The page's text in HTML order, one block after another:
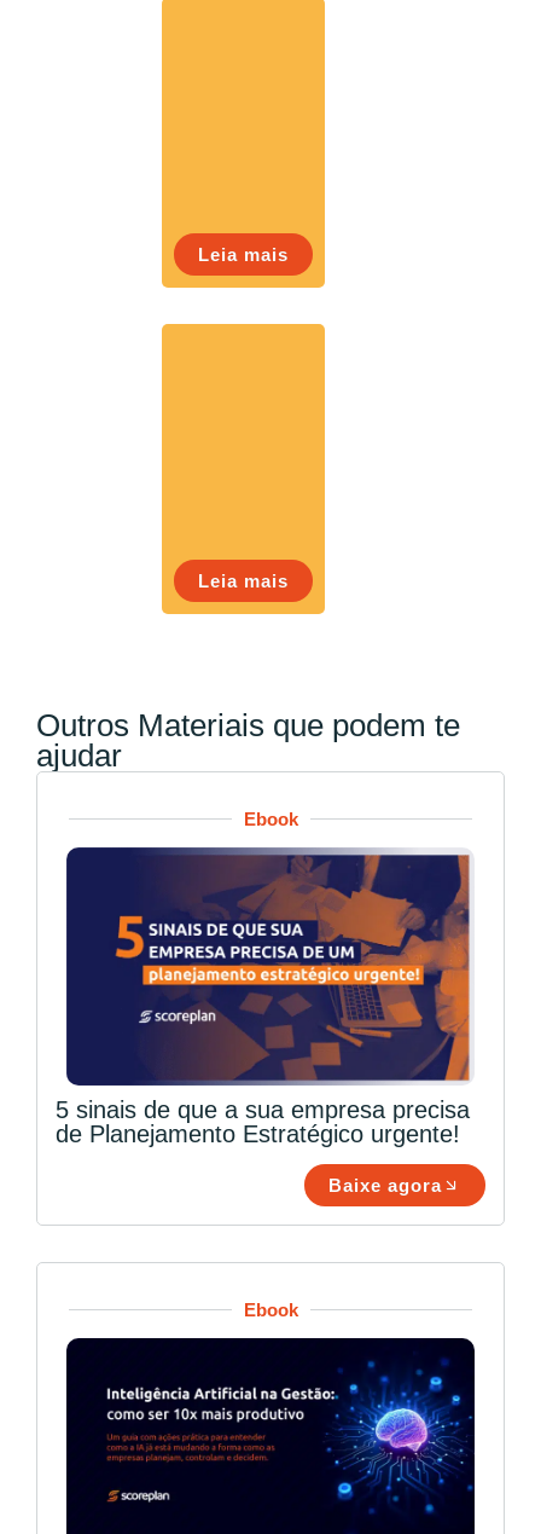
Leia mais
Leia mais
Outros Materiais que podem te
ajudar
Ebook
5 sinais de que a sua empresa precisa
de Planejamento Estratégico urgente!
Baixe agora
Ebook